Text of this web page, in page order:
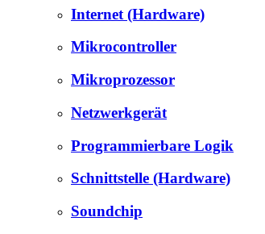
Internet (Hardware)
Mikrocontroller
Mikroprozessor
Netzwerkgerät
Programmierbare Logik
Schnittstelle (Hardware)
Soundchip